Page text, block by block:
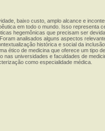
baixo custo, amplo alcance e
em todo o mundo. Isso representa
hegemônicas que precisam ser
analisados alguns aspectos
histórica e social da
ético de medicina que oferece um tipo
universidades e faculdades de
como especialidade médica.